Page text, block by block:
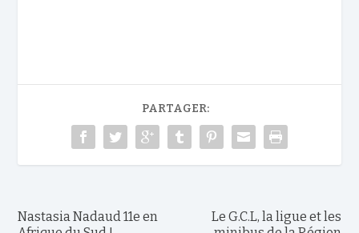
PARTAGER:
Nastasia Nadaud 11e en
Le G.C.L, la ligue et les